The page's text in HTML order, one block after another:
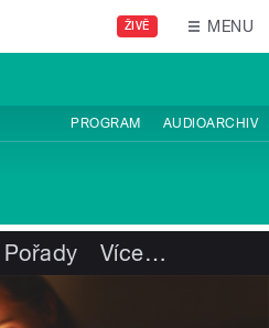
ŽIVĚ MENU
PROGRAM AUDIOARCHIV
Pořady Více…